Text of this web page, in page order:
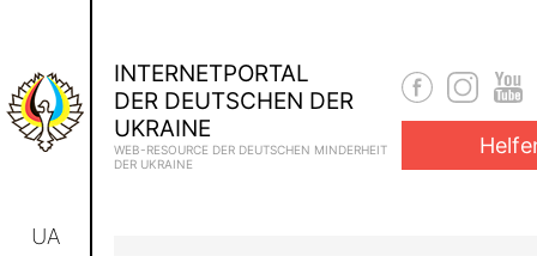
UA
INTERNETPORTAL
DER DEUTSCHEN DER
UKRAINE
WEB-RESOURCE DER DEUTSCHEN MINDERHEIT
DER UKRAINE